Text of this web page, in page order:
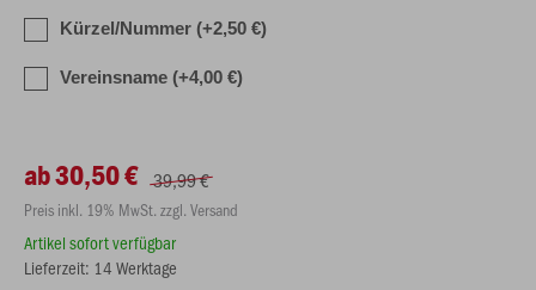
Kürzel/Nummer (+2,50 €)
Vereinsname (+4,00 €)
ab 30,50 € 39,99 €
Preis inkl. 19% MwSt. zzgl. Versand
Artikel sofort verfügbar
Lieferzeit: 14 Werktage